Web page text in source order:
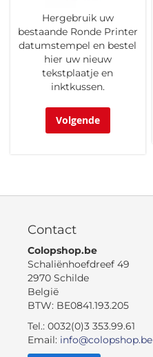
Hergebruik uw
bestaande Ronde Printer
datumstempel en bestel
hier uw nieuw
tekstplaatje en
inktkussen.
Volgende
Contact
Colopshop.be
Schaliënhoefdreef 49
2970 Schilde
België
BTW: BE0841.193.205
Tel.: 0032(0)3 353.99.61
Email: info@colopshop.be